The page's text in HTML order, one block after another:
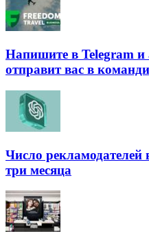
Напишите в Telegram и
отправит вас в
Число рекламодателей
три месяца